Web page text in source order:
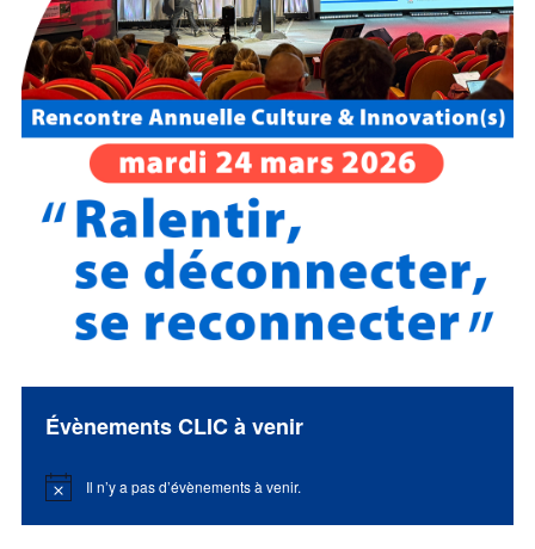
Évènements CLIC à venir
Notice Il n’y a pas d’évènements à venir.